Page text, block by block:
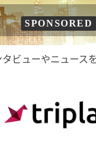
SPONSORED
ビューやニュース